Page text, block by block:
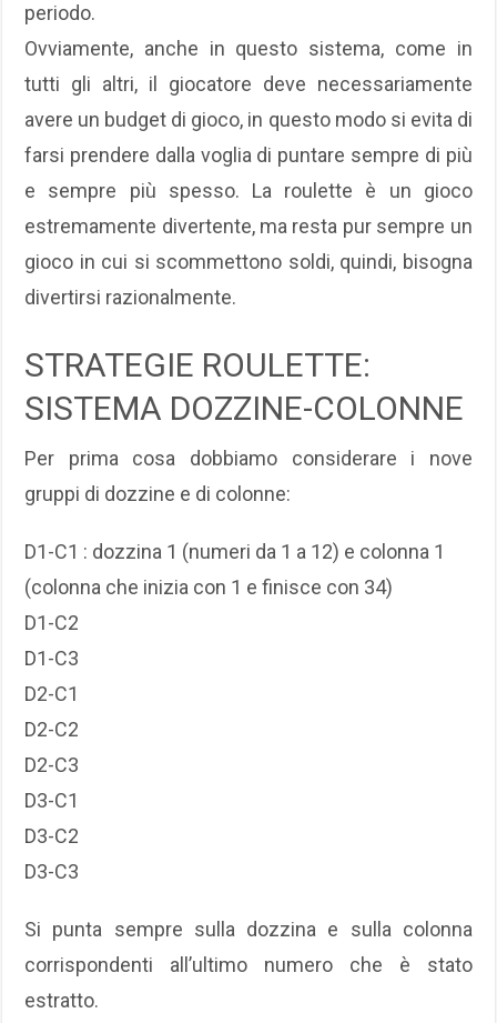
periodo.
Ovviamente, anche in questo sistema, come in
tutti gli altri, il giocatore deve necessariamente
avere un budget di gioco, in questo modo si evita di
farsi prendere dalla voglia di puntare sempre di più
e sempre più spesso. La roulette è un gioco
estremamente divertente, ma resta pur sempre un
gioco in cui si scommettono soldi, quindi, bisogna
divertirsi razionalmente.
STRATEGIE ROULETTE:
SISTEMA DOZZINE-COLONNE
Per prima cosa dobbiamo considerare i nove
gruppi di dozzine e di colonne:
D1-C1 : dozzina 1 (numeri da 1 a 12) e colonna 1
(colonna che inizia con 1 e finisce con 34)
D1-C2
D1-C3
D2-C1
D2-C2
D2-C3
D3-C1
D3-C2
D3-C3
Si punta sempre sulla dozzina e sulla colonna
corrispondenti all’ultimo numero che è stato
estratto.